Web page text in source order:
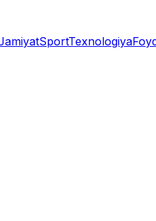
SportTexnologiya